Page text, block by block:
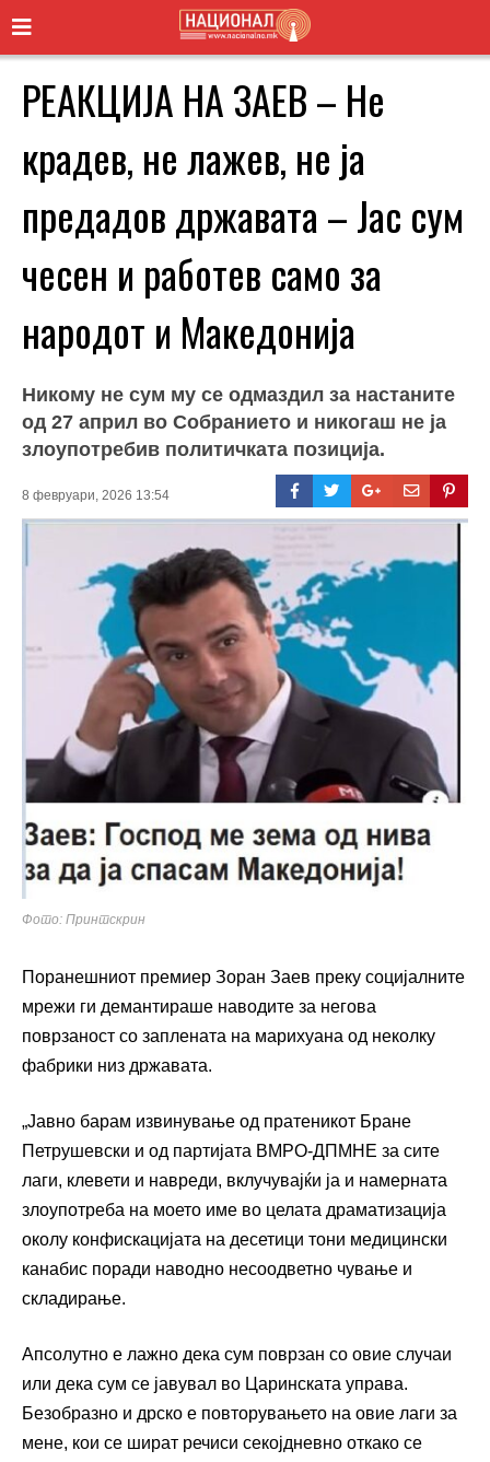
РЕАКЦИЈА НА ЗАЕВ – Не
крадев, не лажев, не ја
предадов државата – Јас сум
чесен и работев само за
народот и Македонија
Никому не сум му се одмаздил за настаните
од 27 април во Собранието и никогаш не ја
злоупотребив политичката позиција.
8 февруари, 2026 13:54
Фото: Принтскрин
Поранешниот премиер Зоран Заев преку социјалните
мрежи ги демантираше наводите за негова
поврзаност со заплената на марихуана од неколку
фабрики низ државата.
„Јавно барам извинување од пратеникот Бране
Петрушевски и од партијата ВМРО-ДПМНЕ за сите
лаги, клевети и навреди, вклучувајќи ја и намерната
злоупотреба на моето име во целата драматизација
околу конфискацијата на десетици тони медицински
канабис поради наводно несоодветно чување и
складирање.
Апсолутно е лажно дека сум поврзан со овие случаи
или дека сум се јавувал во Царинската управа.
Безобразно и дрско е повторувањето на овие лаги за
мене, кои се шират речиси секојдневно откако се